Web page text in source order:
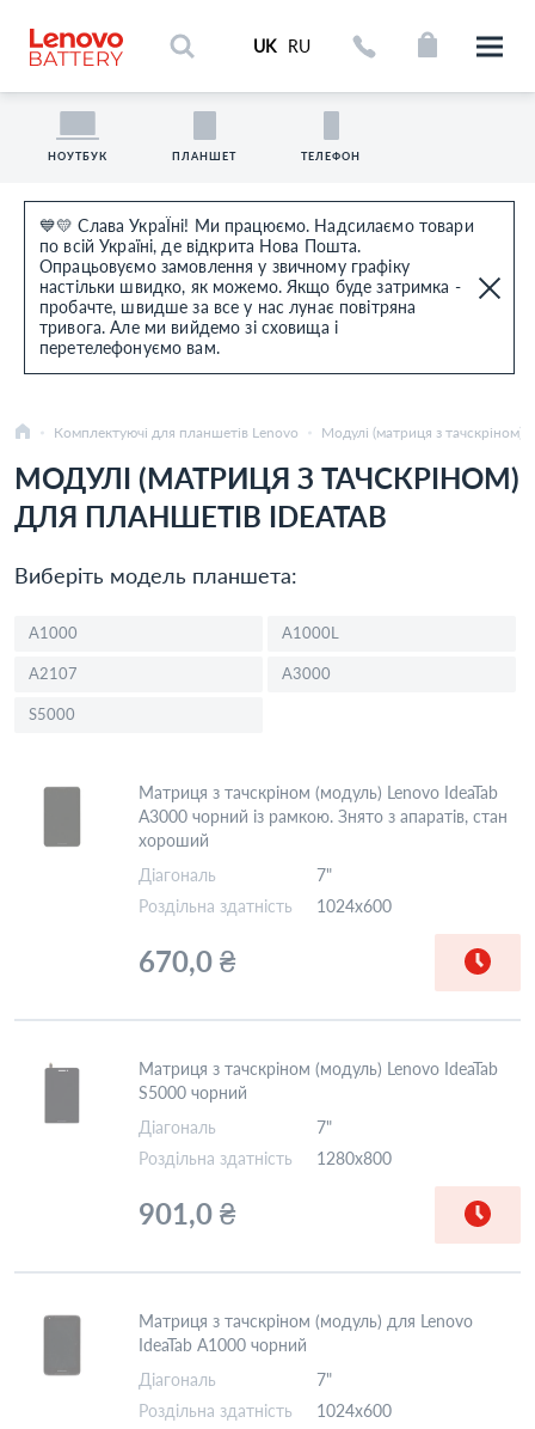
💙💛 Слава УкраЇні! Ми працюємо. Надсилаємо товари
по всій Україні, де відкрита Нова Пошта.
Опрацьовуємо замовлення у звичному графіку
настільки швидко, як можемо. Якщо буде затримка -
пробачте, швидше за все у нас лунає повітряна
тривога. Але ми вийдемо зі сховища і
перетелефонуємо вам.
UK RU
НОУТБУК ПЛАНШЕТ ТЕЛЕФОН
Комплектуючі для планшетів Lenovo Модулі (матриця з тачскріном)
МОДУЛІ (МАТРИЦЯ З ТАЧСКРІНОМ)
ДЛЯ ПЛАНШЕТІВ IDEATAB
Виберіть модель планшета:
A1000 A1000L
A2107 A3000
S5000
Матриця з тачскріном (модуль) Lenovo IdeaTab
A3000 чорний із рамкою. Знято з апаратів, стан
хороший
Діагональ
7"
Роздільна здатність
1024x600
670,0 ₴
Матриця з тачскріном (модуль) Lenovo IdeaTab
S5000 чорний
Діагональ
7"
Роздільна здатність
1280x800
901,0 ₴
Матриця з тачскріном (модуль) для Lenovo
IdeaTab A1000 чорний
Діагональ
7"
Роздільна здатність
1024x600